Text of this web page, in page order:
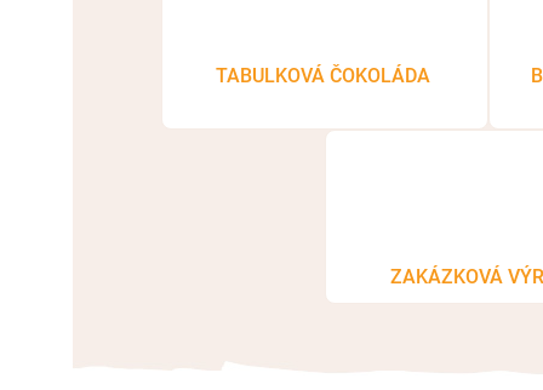
TABULKOVÁ ČOKOLÁDA
ZAKÁZKOVÁ